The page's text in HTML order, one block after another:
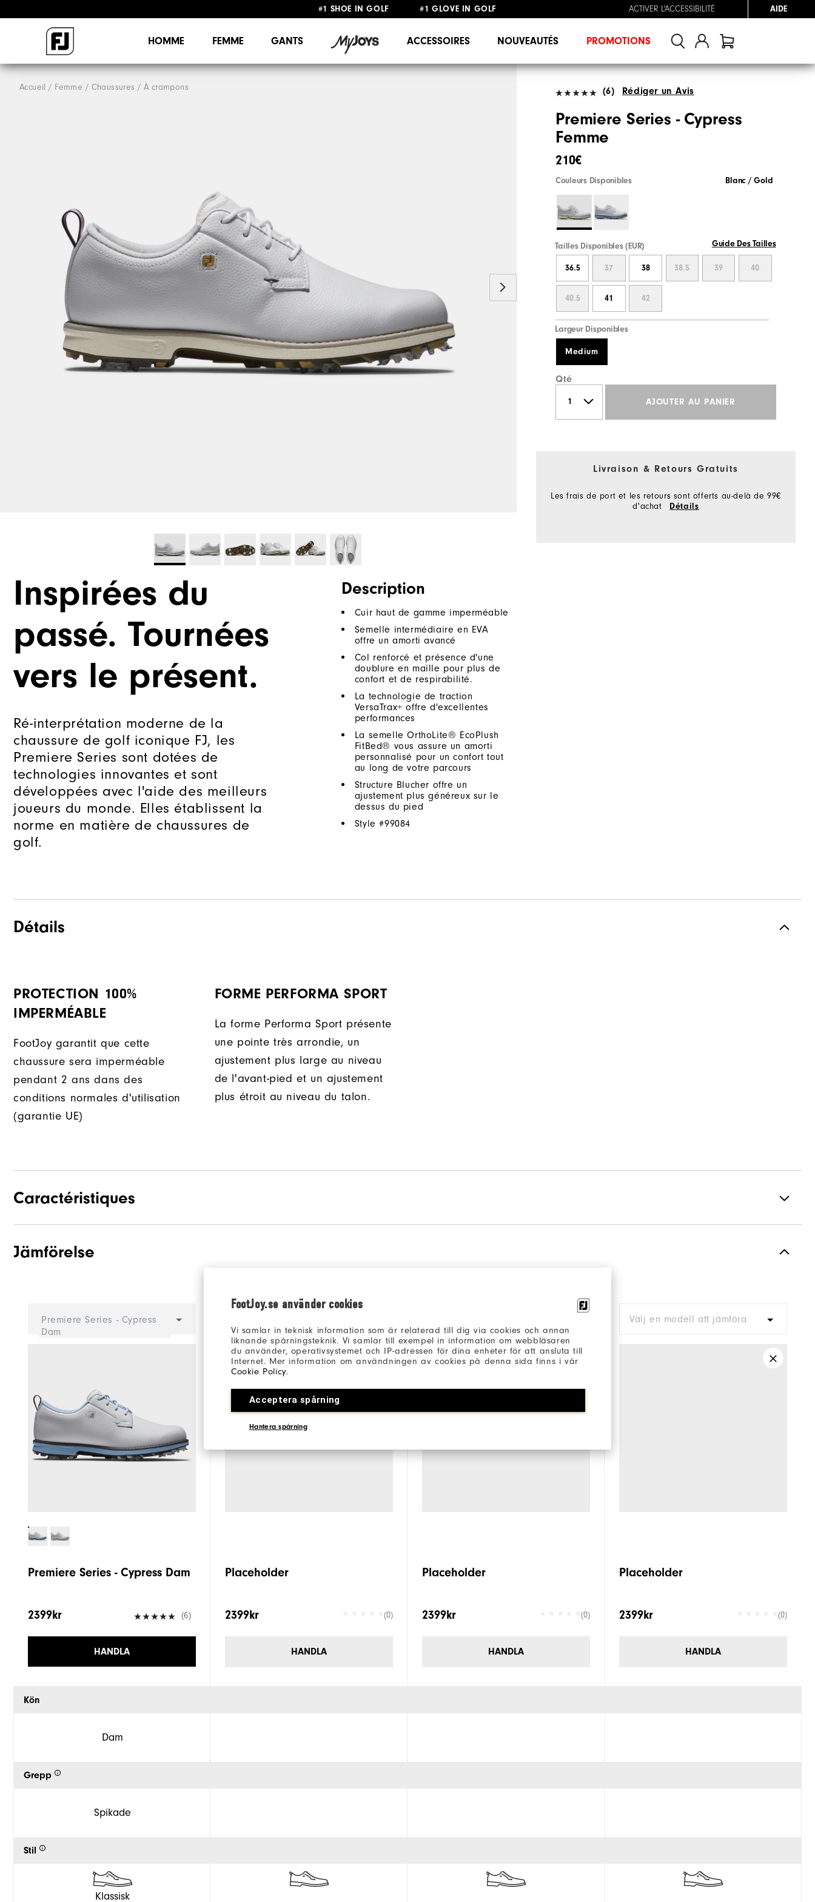
FootJoy.se använder cookies
Vi samlar in teknisk information som är relaterad till dig via cookies och annan
liknande spårningsteknik. Vi samlar till exempel in information om webbläsaren
du använder, operativsystemet och IP-adressen för dina enheter för att ansluta till
Internet. Mer information om användningen av cookies på denna sida finns i vår
Cookie Policy.
Acceptera spårning
Hantera spårning
#1 SHOE IN GOLF #1 GLOVE IN GOLF
ACTIVER L'ACCESSIBILITÉ AIDE
HOMME FEMME GANTS ACCESSOIRES NOUVEAUTÉS PROMOTIONS
Accueil Femme Chaussures À crampons (6) Rédiger un Avis
Premiere Series - Cypress
Femme
210€
Couleurs Disponibles Blanc / Gold
Tailles Disponibles (EUR) Guide Des Tailles
36.5 37 38 38.5 39 40
40.5 41 42
Largeur Disponibles
Medium
Qté
AJOUTER AU PANIER
Livraison & Retours Gratuits
Les frais de port et les retours sont offerts au-delà de 99€
d'achat
Détails
Inspirées du
passé. Tournées
vers le présent.
Ré-interprétation moderne de la
chaussure de golf iconique FJ, les
Premiere Series sont dotées de
technologies innovantes et sont
développées avec l'aide des meilleurs
joueurs du monde. Elles établissent la
norme en matière de chaussures de
golf.
Description
Cuir haut de gamme imperméable
Semelle intermédiaire en EVA
offre un amorti avancé
Col renforcé et présence d'une
doublure en maille pour plus de
confort et de respirabilité.
La technologie de traction
VersaTrax+ offre d'excellentes
performances
La semelle OrthoLite® EcoPlush
FitBed® vous assure un amorti
personnalisé pour un confort tout
au long de votre parcours
Structure Blucher offre un
ajustement plus généreux sur le
dessus du pied
Style #99084
Détails
PROTECTION 100%
IMPERMÉABLE
FootJoy garantit que cette
chaussure sera imperméable
pendant 2 ans dans des
conditions normales d'utilisation
(garantie UE)
FORME PERFORMA SPORT
La forme Performa Sport présente
une pointe très arrondie, un
ajustement plus large au niveau
de l'avant-pied et un ajustement
plus étroit au niveau du talon.
Caractéristiques
Adhérence Spiked
Jämförelse
Premiere Series - Cypress
Dam
Premiere Series - Cypress Dam
2399kr (6)
HANDLA
Kön
Dam
Grepp
Spikade
Stil
Klassisk
Placeholder
2399kr (0)
HANDLA
Placeholder
2399kr (0)
HANDLA
Välj en modell att jämföra
Placeholder
2399kr (0)
HANDLA